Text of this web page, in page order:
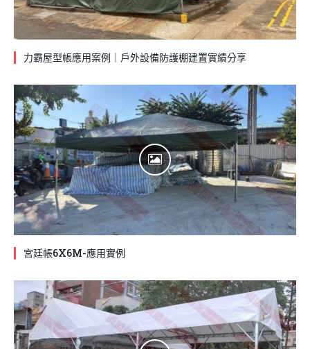
力霸屋型帳應用案例｜戶外設備防護棚建置實績分享
宮廷帳6X6M-應用實例